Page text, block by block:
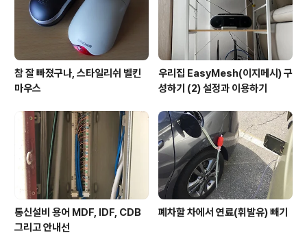
참 잘 빠졌구나, 스타일리쉬 벨킨
마우스
우리집 EasyMesh(이지메시) 구
성하기 (2) 설정과 이용하기
통신설비 용어 MDF, IDF, CDB
그리고 안내선
폐차할 차에서 연료(휘발유) 빼기